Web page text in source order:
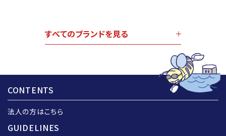
すべてのブランドを見る
CONTENTS
法人の方はこちら
GUIDELINES